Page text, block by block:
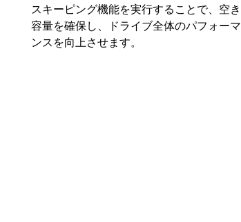
スキーピング機能を実行することで、空き
容量を確保し、ドライブ全体のパフォーマ
ンスを向上させます。